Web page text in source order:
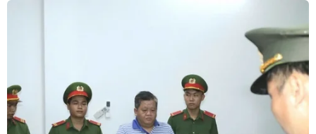
Mỹ cấm xuất khẩu vật liệu pin tái chế
và phế liệu vonfram trong một năm
05/08/2026 06:53